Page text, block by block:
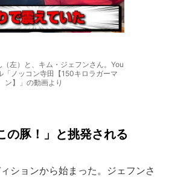
（左）と、キム・ジェフンさん。You
「ノッコン寺田【150キロラガーマ
ン】」の動画より
の豚！」と挑発される
ションから始まった。ジェフンさ